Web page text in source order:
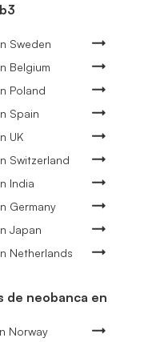
Sweden
Belgium
Poland
Spain
UK
Switzerland
India
Germany
Japan
Netherlands
de neobanca en
Norway